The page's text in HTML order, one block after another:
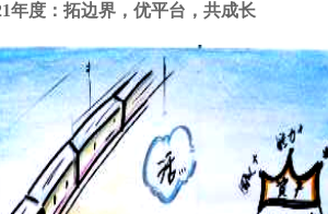
年度：拓边界，优平台，共成长